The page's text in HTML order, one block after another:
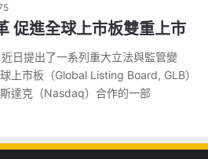
促進全球上市板雙重上市
日提出了一系列重大立法與監管變
上市板（Global Listing Board, GLB）
達克（Nasdaq）合作的一部